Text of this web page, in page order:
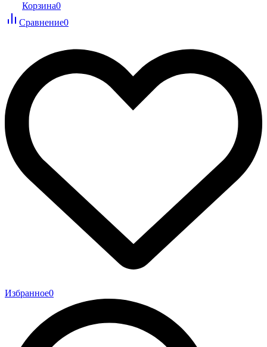
Корзина0
Сравнение0
Избранное0